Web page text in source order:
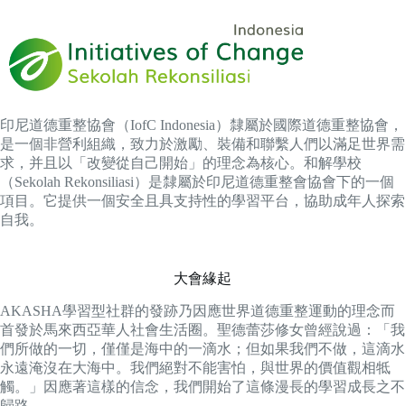
印尼道德重整協會（IofC Indonesia）隸屬於國際道德重整協會，
是一個非營利組織，致力於激勵、裝備和聯繫人們以滿足世界需
求，并且以「改變從自己開始」的理念為核心。和解學校
（Sekolah Rekonsiliasi）是隸屬於印尼道德重整會協會下的一個
項目。它提供一個安全且具支持性的學習平台，協助成年人探索
自我。
大會緣起
AKASHA學習型社群的發跡乃因應世界道德重整運動的理念而
首發於馬來西亞華人社會生活圈。聖德蕾莎修女曾經說過：「我
們所做的一切，僅僅是海中的一滴水；但如果我們不做，這滴水
永遠淹沒在大海中。我們絕對不能害怕，與世界的價值觀相牴
觸。」因應著這樣的信念，我們開始了這條漫長的學習成長之不